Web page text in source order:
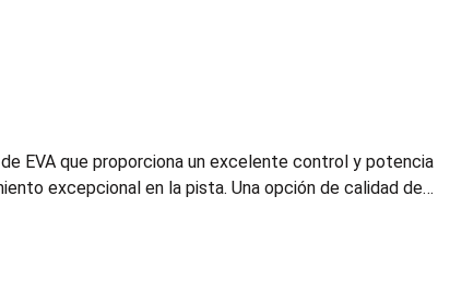
EVA que proporciona un excelente control y potencia
excepcional en la pista. Una opción de calidad de…